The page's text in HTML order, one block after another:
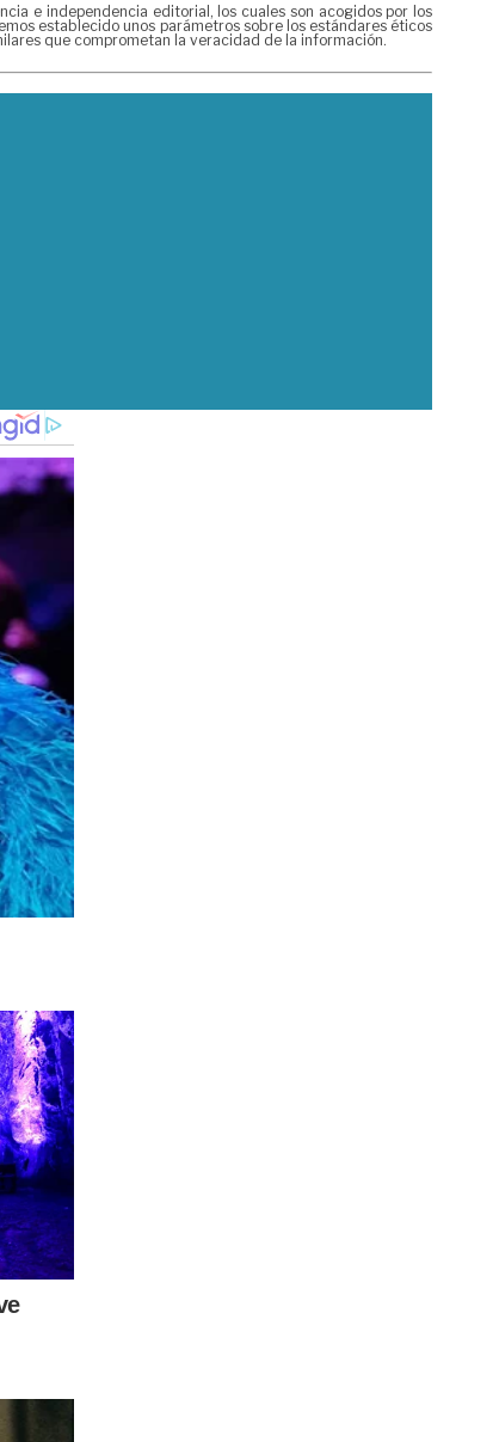
e independencia editorial, los cuales son acogidos por los
establecido unos parámetros sobre los estándares éticos
que comprometan la veracidad de la información.